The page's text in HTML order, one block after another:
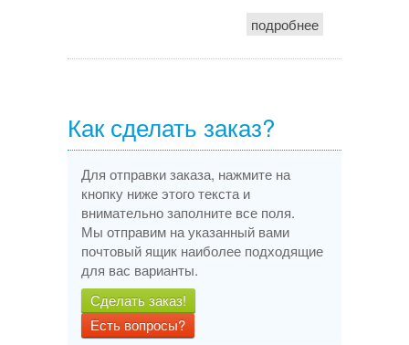
подробнее
Как сделать заказ?
Для отправки заказа, нажмите на
кнопку ниже этого текста и
внимательно заполните все поля.
Мы отправим на указанный вами
почтовый ящик наиболее подходящие
для вас варианты.
Сделать заказ!
Есть вопросы?